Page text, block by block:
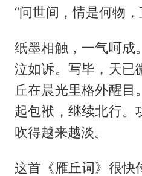
“问世间，情是何物
纸墨相触，一气呵成
泣如诉。写毕，天已
丘在晨光里格外醒
起包袱，继续北行。
吹得越来越淡。
这首《雁丘词》很快